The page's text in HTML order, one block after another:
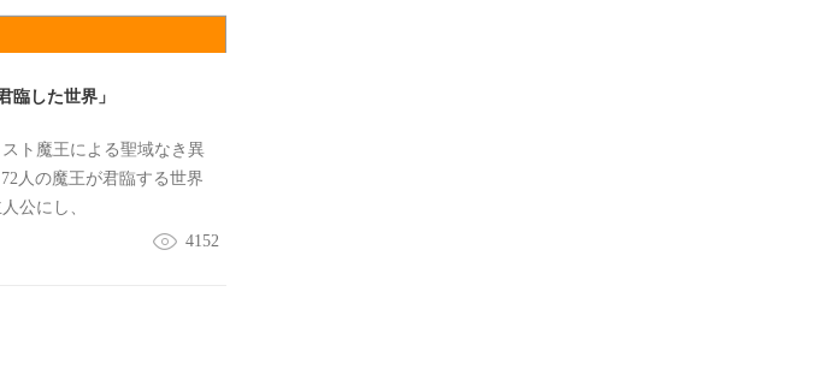
臨した世界」
ト魔王による聖域なき異
人の魔王が君臨する世界
公にし、
4152